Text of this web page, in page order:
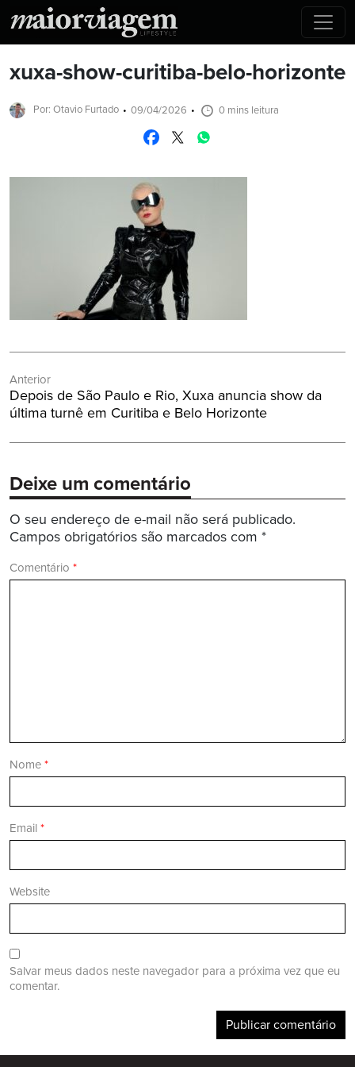
xuxa-show-curitiba-belo-horizonte
Por: Otavio Furtado 09/04/2026 0 mins leitura
de
Post
Anterior
Post
Anterior:
Depois de São Paulo e Rio, Xuxa anuncia show da
última turnê em Curitiba e Belo Horizonte
Deixe um comentário
O seu endereço de e-mail não será publicado.
Campos obrigatórios são marcados com *
Comentário *
Nome *
Email *
Website
Salvar meus dados neste navegador para a próxima vez que eu
comentar.